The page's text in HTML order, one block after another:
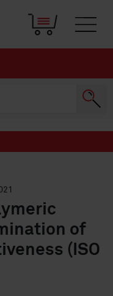
of
(ISO